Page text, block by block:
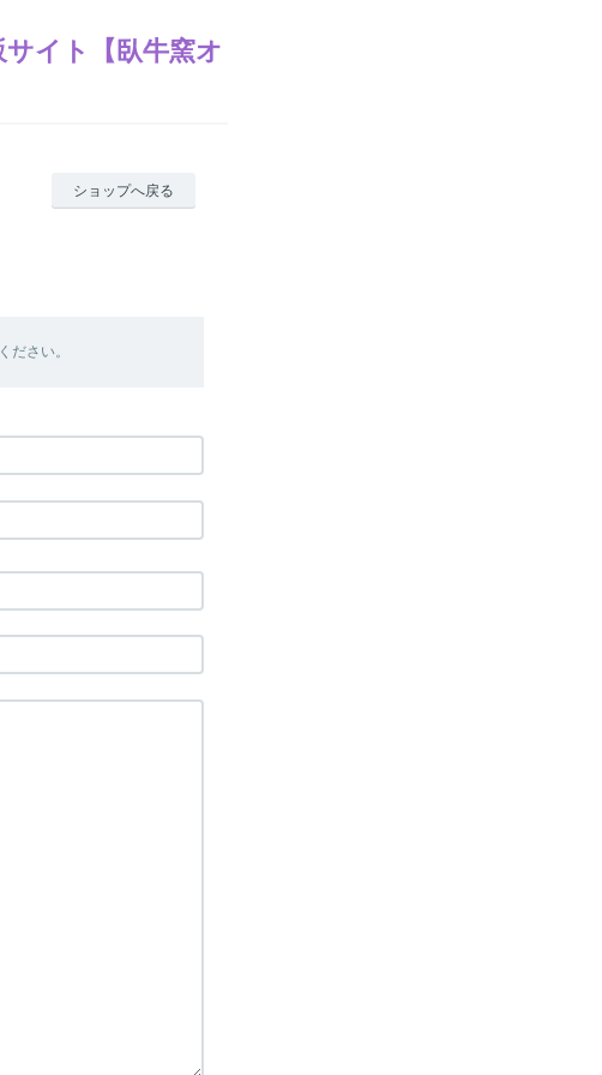
イト【臥牛窯オ
ショップへ戻る
ださい。